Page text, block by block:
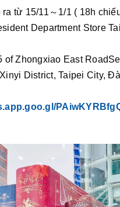
từ 15/11～1/1 ( 18h
Department Store
of Zhongxiao East
District, Taipei City,